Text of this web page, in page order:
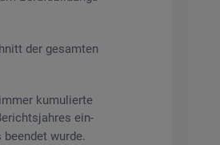
der ge­sam­ten
ku­mu­lier­te
ein­
wurde.